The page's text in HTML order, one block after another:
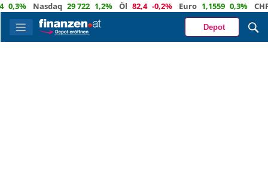
Nasdaq 29 722 1,2% Öl 82,4 -0,2% Euro 1,1559 0,3% CHF
Depot